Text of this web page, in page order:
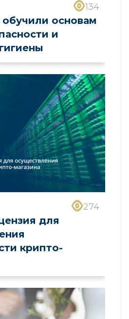
134
основам
и
274
для
крипто-